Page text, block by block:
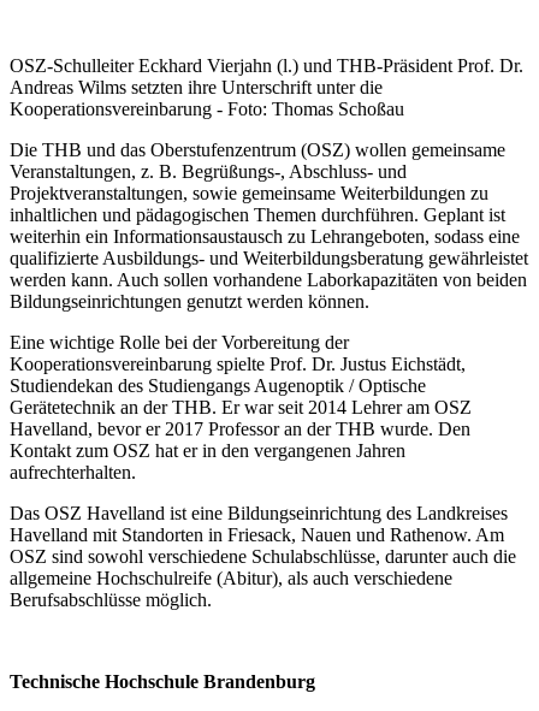
OSZ-Schulleiter Eckhard Vierjahn (l.) und THB-Präsident Prof. Dr.
Andreas Wilms setzten ihre Unterschrift unter die
Kooperationsvereinbarung - Foto: Thomas Schoßau
Die THB und das Oberstufenzentrum (OSZ) wollen gemeinsame
Veranstal­tungen, z. B. Begrüßungs-, Abschluss- und
Projektveranstaltungen, sowie gemeinsame Weiterbildungen zu
inhaltlichen und pädagogischen Themen durchführen. Geplant ist
weiterhin ein Informationsaustausch zu Lehr­angeboten, sodass eine
qualifizierte Ausbildungs- und Weiterbildungsberatung gewährleistet
werden kann. Auch sollen vorhandene Laborkapazitäten von beiden
Bildungseinrichtungen genutzt werden können.
Eine wichtige Rolle bei der Vorbereitung der
Kooperationsvereinbarung spielte Prof. Dr. Justus Eichstädt,
Studiendekan des Studiengangs Augenoptik / Optische
Gerätetechnik an der THB. Er war seit 2014 Lehrer am OSZ
Havelland, bevor er 2017 Professor an der THB wurde. Den
Kontakt zum OSZ hat er in den vergangenen Jahren
aufrechterhalten.
Das OSZ Havelland ist eine Bildungseinrichtung des Landkreises
Havelland mit Standorten in Friesack, Nauen und Rathenow. Am
OSZ sind sowohl verschiedene Schulabschlüsse, darunter auch die
allgemeine Hochschulreife (Abitur), als auch verschiedene
Berufsabschlüsse möglich.
Technische Hochschule Brandenburg